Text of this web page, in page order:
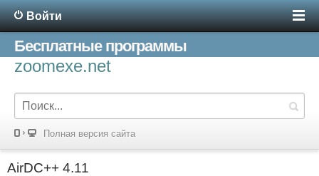
Войти
Бесплатные программы
zoomexe.net
Полная версия сайта
AirDC++ 4.11